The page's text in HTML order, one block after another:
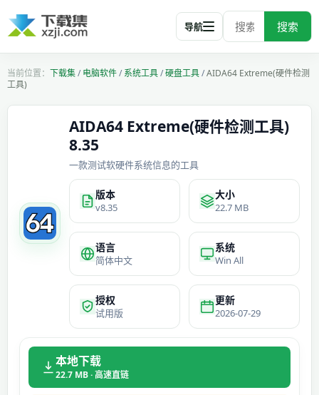
搜索
导航
下载集/电脑软件/系统工具/硬盘工具/AIDA64 Extreme(硬件检测
工具)
AIDA64 Extreme(硬件检测工具)
8.35
一款测试软硬件系统信息的工具
版本
v8.35
大小
22.7 MB
语言
简体中文
系统
Win All
授权
试用版
更新
2026-07-29
本地下载
22.7 MB · 高速直链